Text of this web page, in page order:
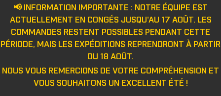
📢 INFORMATION IMPORTANTE : NOTRE ÉQUIPE EST
ACTUELLEMENT EN CONGÉS JUSQU'AU 17 AOÛT. LES
COMMANDES RESTENT POSSIBLES PENDANT CETTE
PÉRIODE, MAIS LES EXPÉDITIONS REPRENDRONT À PARTIR
DU 18 AOÛT.
NOUS VOUS REMERCIONS DE VOTRE COMPRÉHENSION ET
VOUS SOUHAITONS UN EXCELLENT ÉTÉ !